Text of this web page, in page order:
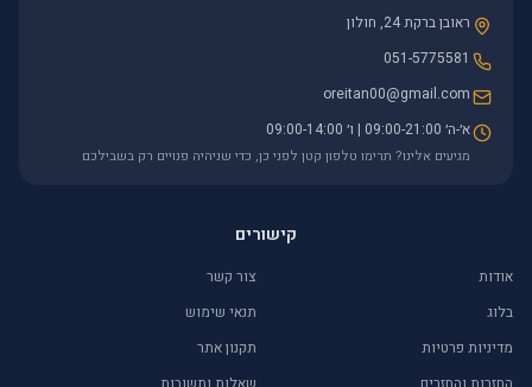
ראובן ברקת 24, חולון
051-5775581
oreitan00@gmail.com
א׳-ה׳ 09:00-21:00 | ו׳ 09:00-14:00
מגיעים אלינו? תרימו טלפון קטן לפני כן, כדי שניהיה פנויים רק בשבילכם
קישורים
אודות
צור קשר
בלוג
תנאי שימוש
מדיניות פרטיות
תקנון אתר